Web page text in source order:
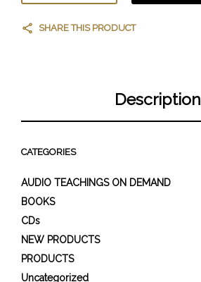
SHARE THIS PRODUCT
Description
CATEGORIES
AUDIO TEACHINGS ON DEMAND
BOOKS
CDs
NEW PRODUCTS
PRODUCTS
Uncategorized